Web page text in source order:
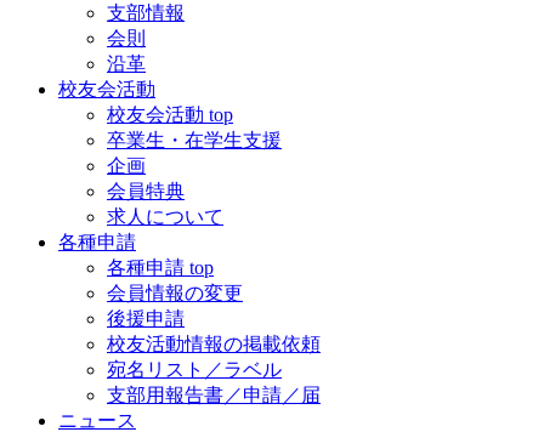
支部情報
会則
沿革
校友会活動
校友会活動 top
卒業生・在学生支援
企画
会員特典
求人について
各種申請
各種申請 top
会員情報の変更
後援申請
校友活動情報の掲載依頼
宛名リスト／ラベル
支部用報告書／申請／届
ニュース